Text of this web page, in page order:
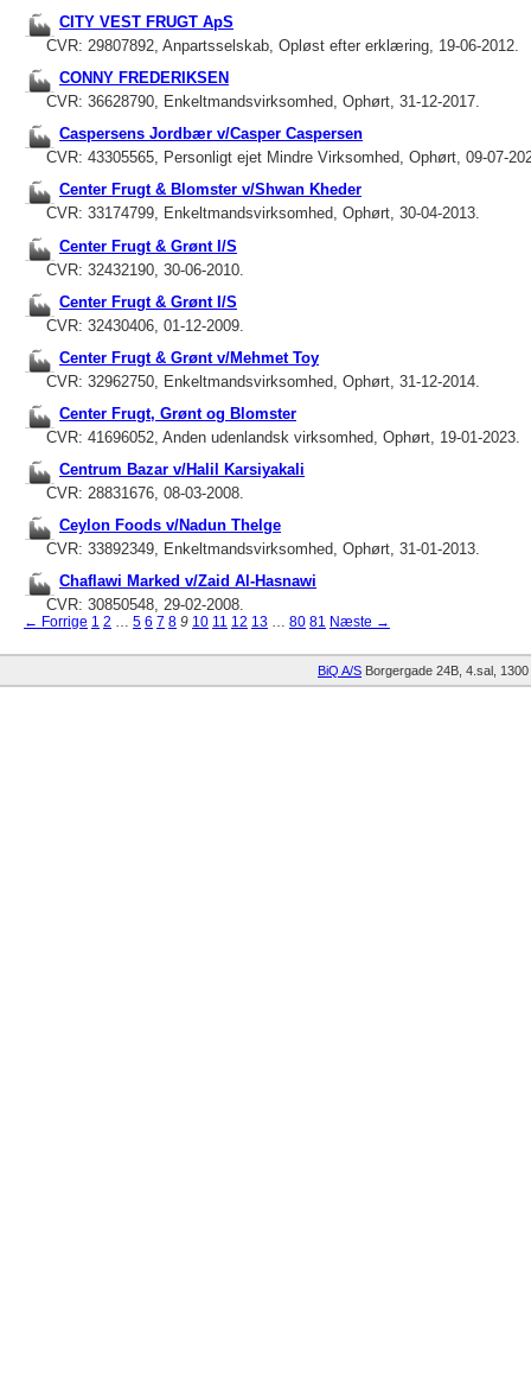
CITY VEST FRUGT ApS
CVR: 29807892, Anpartsselskab, Opløst efter erklæring, 19-06-2012.
CONNY FREDERIKSEN
CVR: 36628790, Enkeltmandsvirksomhed, Ophørt, 31-12-2017.
Caspersens Jordbær v/Casper Caspersen
CVR: 43305565, Personligt ejet Mindre Virksomhed, Ophørt, 09-07-
Center Frugt & Blomster v/Shwan Kheder
CVR: 33174799, Enkeltmandsvirksomhed, Ophørt, 30-04-2013.
Center Frugt & Grønt I/S
CVR: 32432190, 30-06-2010.
Center Frugt & Grønt I/S
CVR: 32430406, 01-12-2009.
Center Frugt & Grønt v/Mehmet Toy
CVR: 32962750, Enkeltmandsvirksomhed, Ophørt, 31-12-2014.
Center Frugt, Grønt og Blomster
CVR: 41696052, Anden udenlandsk virksomhed, Ophørt, 19-01-2023.
Centrum Bazar v/Halil Karsiyakali
CVR: 28831676, 08-03-2008.
Ceylon Foods v/Nadun Thelge
CVR: 33892349, Enkeltmandsvirksomhed, Ophørt, 31-01-2013.
Chaflawi Marked v/Zaid Al-Hasnawi
CVR: 30850548, 29-02-2008.
← Forrige 1 2 … 5 6 7 8 9 10 11 12 13 … 80 81 Næste →
BiQ A/S Borgergade 24B, 4.sal 1300